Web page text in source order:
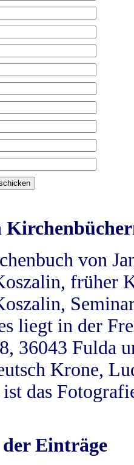
von
früher
liegt in der
36043 Fulda
Krone,
das
Einträge